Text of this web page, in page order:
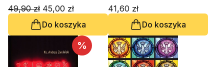
49,90 zł 45,00 zł
Do koszyka
41,60 zł
Do koszyka
%